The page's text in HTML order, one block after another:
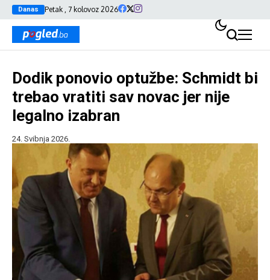
Danas Petak , 7 kolovoz 2026
Dodik ponovio optužbe: Schmidt bi
trebao vratiti sav novac jer nije
legalno izabran
24. Svibnja 2026.